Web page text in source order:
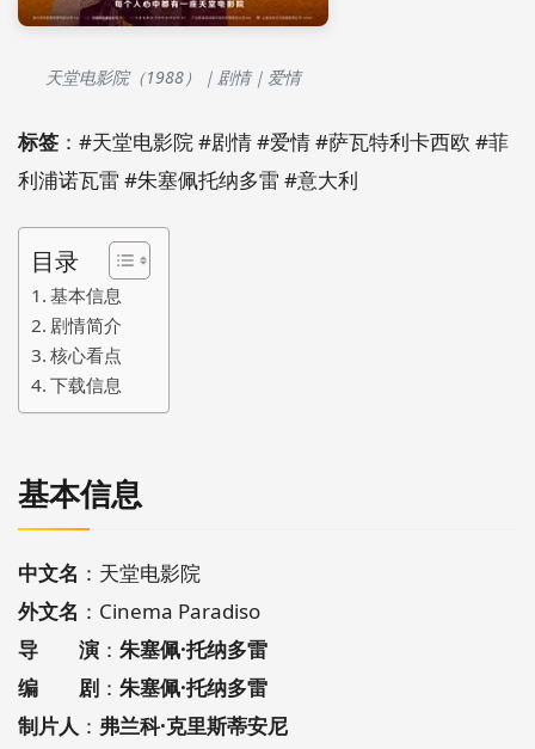
天堂电影院（1988）｜剧情｜爱情
标签 ：#天堂电影院 #剧情 #爱情 #萨瓦特利卡西欧 #菲
利浦诺瓦雷 #朱塞佩托纳多雷 #意大利
目录
基本信息
剧情简介
核心看点
下载信息
基本信息
中文名 ：天堂电影院
外文名 ：Cinema Paradiso
导 演 ： 朱塞佩·托纳多雷
编 剧 ： 朱塞佩·托纳多雷
制片人 ： 弗兰科·克里斯蒂安尼